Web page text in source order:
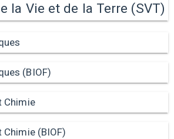
la Vie et de la Terre (SVT)
(BIOF)
Chimie
Chimie (BIOF)